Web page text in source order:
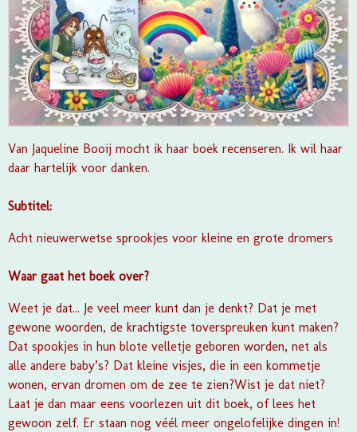
Van Jaqueline Booij mocht ik haar boek recenseren. Ik wil haar
daar hartelijk voor danken.
Subtitel:
Acht nieuwerwetse sprookjes voor kleine en grote dromers
Waar gaat het boek over?
Weet je dat... Je veel meer kunt dan je denkt? Dat je met
gewone woorden, de krachtigste toverspreuken kunt maken?
Dat spookjes in hun blote velletje geboren worden, net als
alle andere baby’s? Dat kleine visjes, die in een kommetje
wonen, ervan dromen om de zee te zien?Wist je dat niet?
Laat je dan maar eens voorlezen uit dit boek, of lees het
gewoon zelf. Er staan nog véél meer ongelofelijke dingen in!